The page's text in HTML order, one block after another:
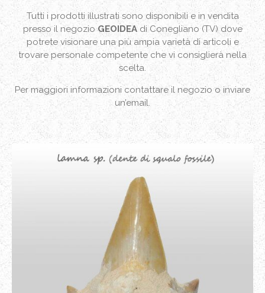
anelli
pendenti
minerali
fossili
gemme
altro
orecchini in argento con
prasioliti e perle
scheda-shambala
pendente in argento con
lepidolite
Tutti i prodotti illustrati sono disponibili e in vendita
presso il negozioGEOIDEA di Conegliano (TV) dove
potrete visionare una più ampia varietà di articoli e
trovare personale competente che vi consiglierà nella
scelta.
Per maggiori informazioni contattare il negozio o inviare
un’email.